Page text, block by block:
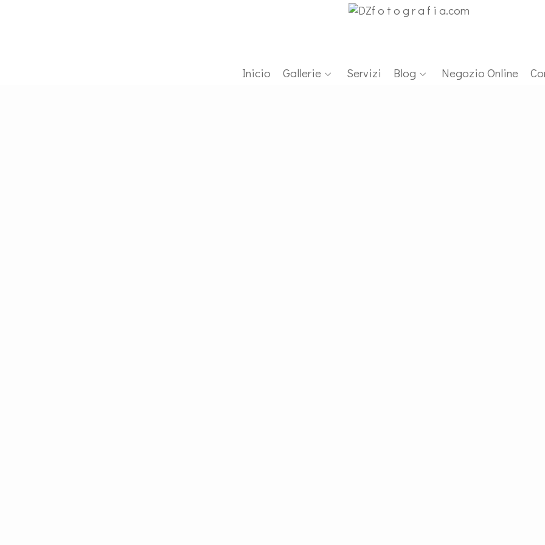
Inicio Gallerie Servizi Blog Negozio Online